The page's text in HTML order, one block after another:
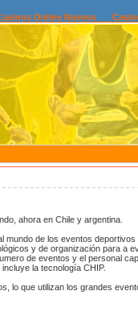
Online Nuevos
ahora en Chile y argentina.
mundo de los eventos
y de organización para a
de eventos y el personal
la tecnología CHIP.
lo que utilizan los grandes